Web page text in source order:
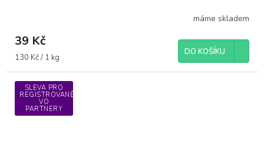
máme skladem
39 Kč
Měrná
130 Kč / 1 kg
DO KOŠÍKU
SLEVA PRO
REGISTROVANÉ
VO
PARTNERY